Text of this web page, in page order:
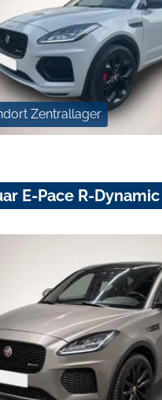
Zentrallager
E-Pace R-